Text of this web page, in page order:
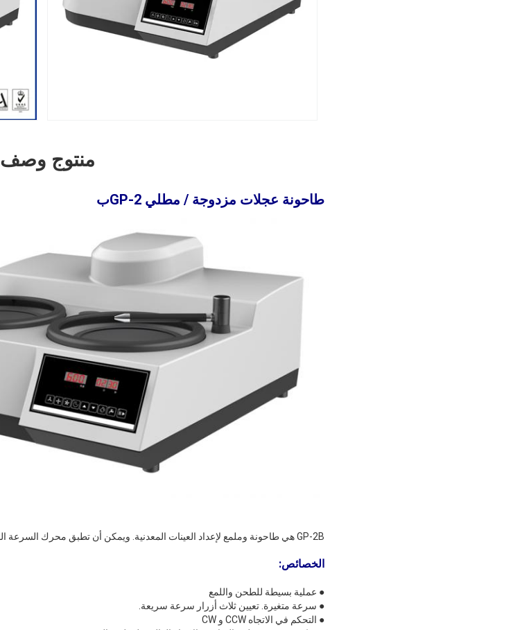
منتوج وصف
طاحونة عجلات مزدوجة / مطلي GP-2 ب
GP-2B هي طاحونة وملمع لإعداد العينات المعدنية. ويمكن أن تطبق محرك السرعة القوي والمتغير على جميع مراحل العمل.
الخصائص:
● عملية بسيطة للطحن واللمع
● سرعة متغيرة. تعيين ثلاث أزرار سرعة سريعة.
● التحكم في الاتجاه CCW و CW